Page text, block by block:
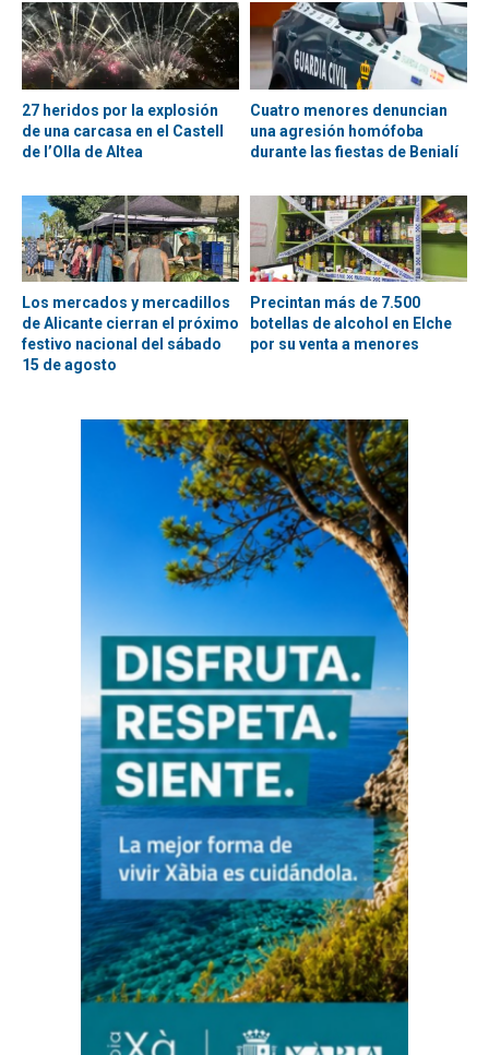
27 heridos por la explosión
de una carcasa en el Castell
de l’Olla de Altea
Cuatro menores denuncian
una agresión homófoba
durante las fiestas de Benialí
Los mercados y mercadillos
de Alicante cierran el próximo
festivo nacional del sábado
15 de agosto
Precintan más de 7.500
botellas de alcohol en Elche
por su venta a menores